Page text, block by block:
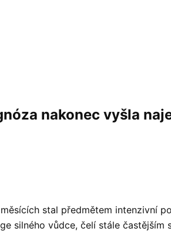
nakonec vyšla
stal předmětem intenzivní
silného vůdce, čelí stále častějším